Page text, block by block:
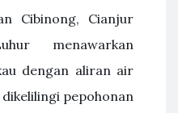
Cibinong, Cianjur
menawarkan
dengan aliran air
pepohonan